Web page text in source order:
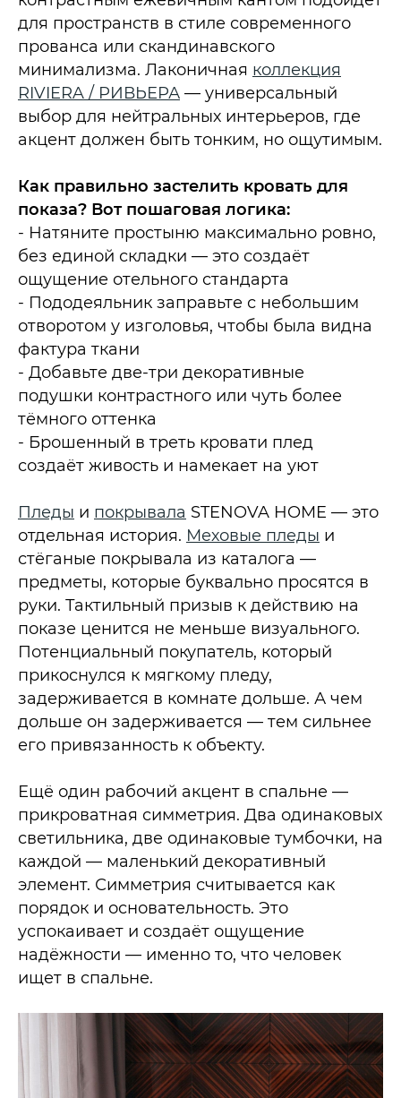
для пространств в стиле современного
прованса или скандинавского
минимализма. Лаконичная коллекция
RIVIERA / РИВЬЕРА — универсальный
выбор для нейтральных интерьеров, где
акцент должен быть тонким, но ощутимым.​
Как правильно застелить кровать для
показа? Вот пошаговая логика:
- Натяните простыню максимально ровно,
без единой складки — это создаёт
ощущение отельного стандарта
- Пододеяльник заправьте с небольшим
отворотом у изголовья, чтобы была видна
фактура ткани
- Добавьте две-три декоративные
подушки контрастного или чуть более
тёмного оттенка
- Брошенный в треть кровати плед
создаёт живость и намекает на уют
Пледы и покрывала STENOVA HOME — это
отдельная история. Меховые пледы и
стёганые покрывала из каталога —
предметы, которые буквально просятся в
руки. Тактильный призыв к действию на
показе ценится не меньше визуального.
Потенциальный покупатель, который
прикоснулся к мягкому пледу,
задерживается в комнате дольше. А чем
дольше он задерживается — тем сильнее
его привязанность к объекту.​
Ещё один рабочий акцент в спальне —
прикроватная симметрия. Два одинаковых
светильника, две одинаковые тумбочки, на
каждой — маленький декоративный
элемент. Симметрия считывается как
порядок и основательность. Это
успокаивает и создаёт ощущение
надёжности — именно то, что человек
ищет в спальне.